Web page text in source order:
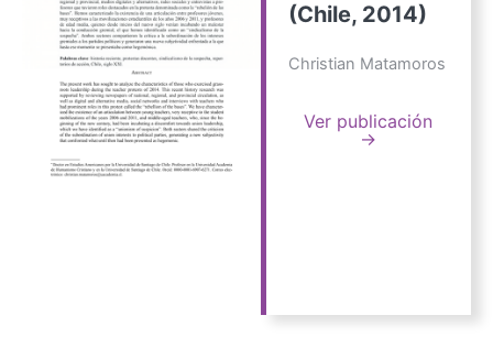
(Chile, 2014)
Christian Matamoros
Ver publicación
→